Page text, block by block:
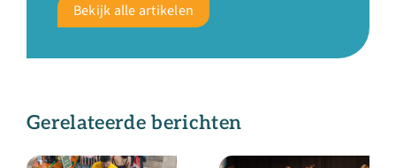
Bekijk alle artikelen
Gerelateerde berichten